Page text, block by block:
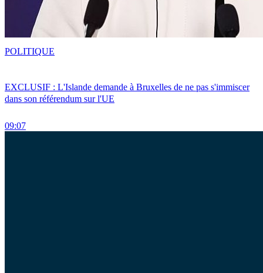
EXCLUSIF : L'Islande demande à Bruxelles de ne pas s'immiscer
dans son référendum sur l'UE
09:07
POLITIQUE